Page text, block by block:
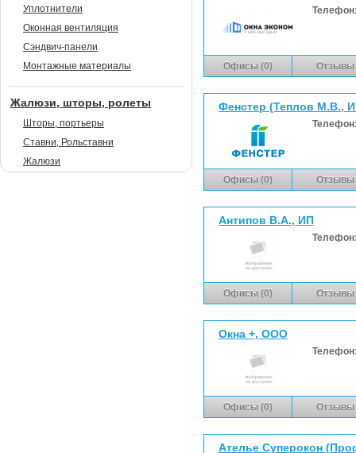
Офисы (0) Отзывы
Фенстер (Теплов М.В.,
Офисы (0) Отзывы
Антипов В.А., ИП
Офисы (0) Отзывы
Окна +, ООО
Офисы (0) Отзывы
Ателье Суперокон
Уплотнители
Оконная вентиляция
Сэндвич-панели
Монтажные материалы
Жалюзи, шторы, ролеты
Шторы, портьеры
Ставни, Рольставни
Жалюзи